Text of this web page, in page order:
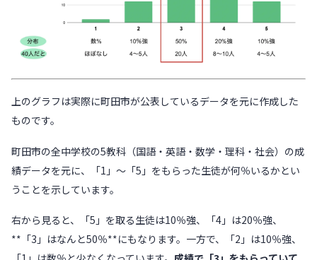
上のグラフは実際に町田市が公表しているデータを元に作成した
ものです。
町田市の全中学校の5教科（国語・英語・数学・理科・社会）の成
績データを元に、「1」〜「5」をもらった生徒が何％いるかとい
うことを示しています。
右から見ると、「5」を取る生徒は10％強、「4」は20％強、
**「3」はなんと50％**にもなります。一方で、「2」は10％強、